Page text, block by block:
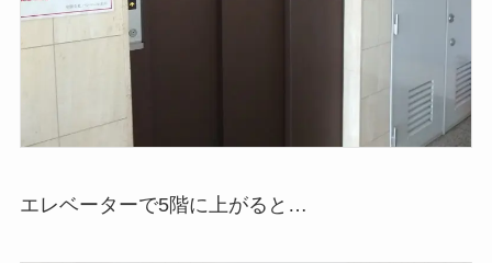
エレベーターで5階に上がると…